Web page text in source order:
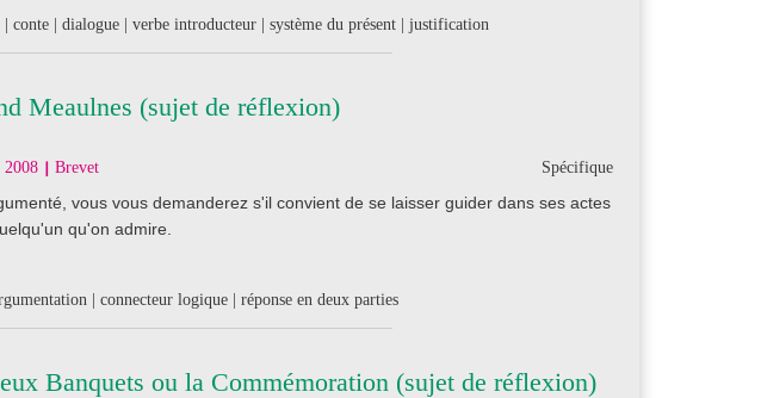
| conte | dialogue | verbe introducteur | système du présent | justification
Meaulnes (sujet de réflexion)
Spécifique
2008 Brevet
vous vous demanderez s'il convient de se laisser guider dans ses actes
qu'on admire.
| connecteur logique | réponse en deux parties
Banquets ou la Commémoration (sujet de réflexion)